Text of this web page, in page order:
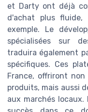
et Darty ont déjà
d'achat plus
exemple. Le
spécialisées sur
traduira également
spécifiques. Ces
France, offriront
produits, mais aussi
aux marchés